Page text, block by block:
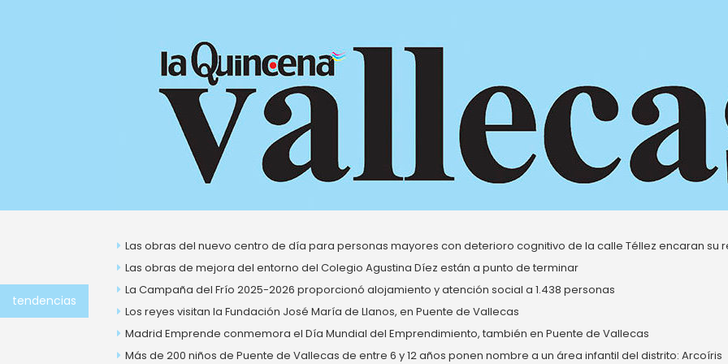
tendencias
Las obras del nuevo centro de día para personas mayores con deterioro cognitivo de la calle Téllez encaran su
Las obras de mejora del entorno del Colegio Agustina Díez están a punto de terminar
La Campaña del Frío 2025-2026 proporcionó alojamiento y atención social a 1.438 personas
Los reyes visitan la Fundación José María de Llanos, en Puente de Vallecas
Madrid Emprende conmemora el Día Mundial del Emprendimiento, también en Puente de Vallecas
Más de 200 niños de Puente de Vallecas de entre 6 y 12 años ponen nombre a un área infantil del distrito: Arcoíris